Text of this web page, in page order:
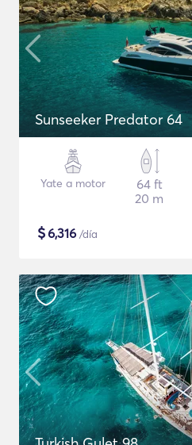
Sunseeker Predator 64
Yate a motor
64 ft
20 m
$6,316 /día